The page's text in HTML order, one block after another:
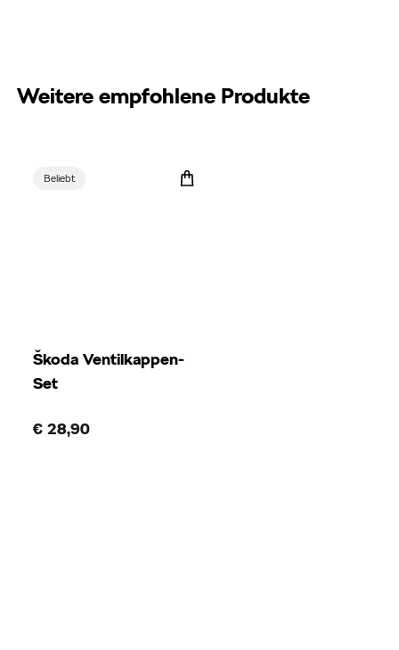
Weitere empfohlene Produkte
Beliebt
Škoda Ventilkappen-
Set
€ 28,90